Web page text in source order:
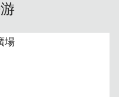
让您在咖啡厅也能享受
場